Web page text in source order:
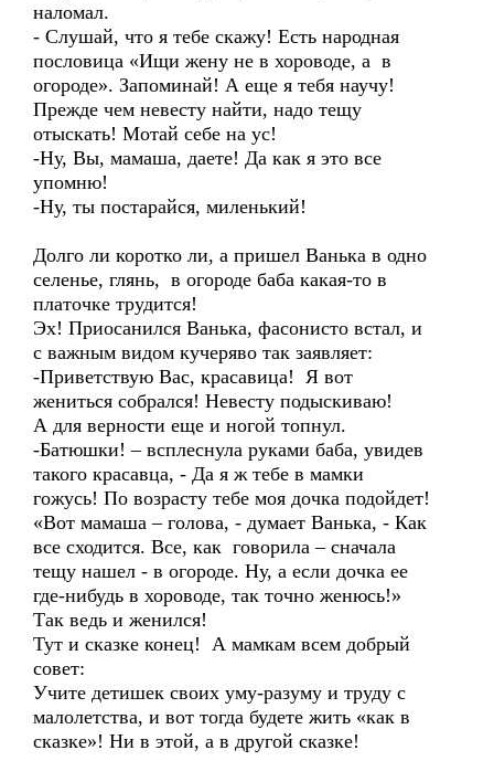
наломал.
- Слушай, что я тебе скажу! Есть народная
пословица «Ищи жену не в хороводе, а в
огороде». Запоминай! А еще я тебя научу!
Прежде чем невесту найти, надо тещу
отыскать! Мотай себе на ус!
-Ну, Вы, мамаша, даете! Да как я это все
упомню!
-Ну, ты постарайся, миленький!
Долго ли коротко ли, а пришел Ванька в одно
селенье, глянь, в огороде баба какая-то в
платочке трудится!
Эх! Приосанился Ванька, фасонисто встал, и
с важным видом кучеряво так заявляет:
-Приветствую Вас, красавица! Я вот
жениться собрался! Невесту подыскиваю!
А для верности еще и ногой топнул.
-Батюшки! – всплеснула руками баба, увидев
такого красавца, - Да я ж тебе в мамки
гожусь! По возрасту тебе моя дочка подойдет!
«Вот мамаша – голова, - думает Ванька, - Как
все сходится. Все, как говорила – сначала
тещу нашел - в огороде. Ну, а если дочка ее
где-нибудь в хороводе, так точно женюсь!»
Так ведь и женился!
Тут и сказке конец! А мамкам всем добрый
совет:
Учите детишек своих уму-разуму и труду с
малолетства, и вот тогда будете жить «как в
сказке»! Ни в этой, а в другой сказке!